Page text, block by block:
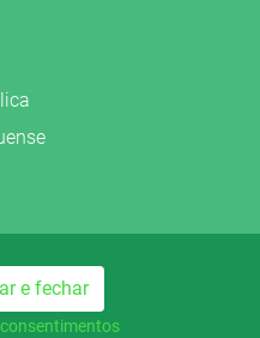
no
AM
e fechar